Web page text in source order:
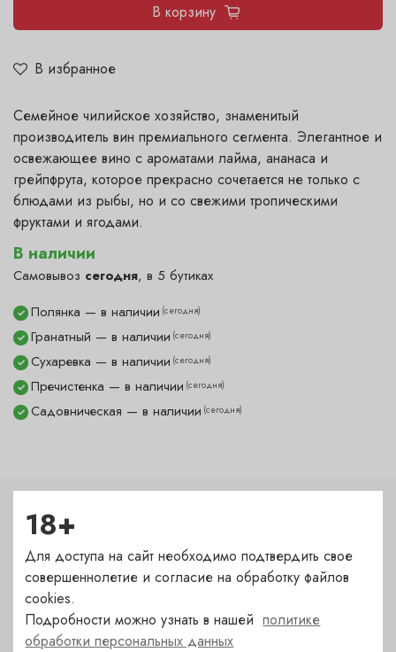
В избранное
В корзину
В наличии
Самовывоз сегодня, в 5 бутиках
✓ Гранатный — в наличии (сегодня)
✓ Полянка — в наличии (сегодня)
✓ Пречистенка — в наличии (сегодня)
✓ Садовническая — в наличии (сегодня)
✓ Сухаревка — в наличии (сегодня)
Семейное чилийское хозяйство, знаменитый
производитель вин премиального сегмента. Элегантное и
освежающее вино с ароматами лайма, ананаса и
грейпфрута, которое прекрасно сочетается не только с
блюдами из рыбы, но и со свежими тропическими
фруктами и ягодами.
Характеристики
Цвет
белый
Сахар
18+
Для доступа на сайт необходимо подтвердить свое
совершеннолетие и согласие на обработку файлов
cookies.
Подробности можно узнать в нашейполитике
обработки персональных данных